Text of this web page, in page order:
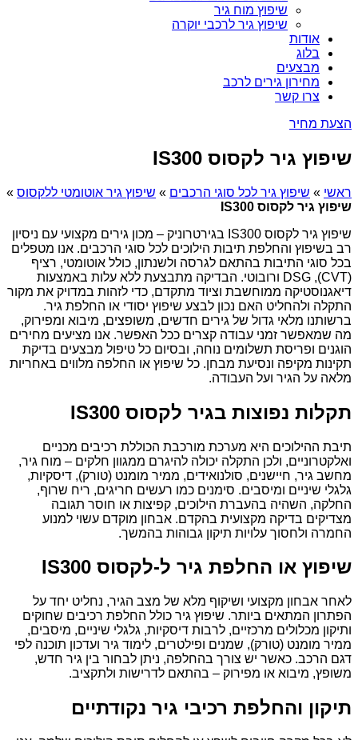
שיפוץ מוח גיר
שיפוץ גיר לרכבי יוקרה
אודות
בלוג
מבצעים
מחירון גירים לרכב
צרו קשר
הצעת מחיר
שיפוץ גיר לקסוס IS300
ראשי » שיפוץ גיר לכל סוגי הרכבים » שיפוץ גיר אוטומטי ללקסוס »
שיפוץ גיר לקסוס IS300
שיפוץ גיר לקסוס IS300 בגירטרוניק – מכון גירים מקצועי עם ניסיון
רב בשיפוץ והחלפת תיבות הילוכים לכל סוגי הרכבים. אנו מטפלים
בכל סוגי התיבות בהתאם לגרסה ולשנתון, כולל אוטומטי, רציף
(CVT), DSG ורובוטי. הבדיקה מתבצעת ללא עלות באמצעות
דיאגנוסטיקה ממוחשבת וציוד מתקדם, כדי לזהות במדויק את מקור
התקלה ולהחליט האם נכון לבצע שיפוץ יסודי או החלפת גיר.
ברשותנו מלאי גדול של גירים חדשים, משופצים, מיבוא ומפירוק,
מה שמאפשר זמני עבודה קצרים ככל האפשר. אנו מציעים מחירים
הוגנים ופריסת תשלומים נוחה, ובסיום כל טיפול מבצעים בדיקת
תקינות מקיפה ונסיעת מבחן. כל שיפוץ או החלפה מלווים באחריות
מלאה על הגיר ועל העבודה.
תקלות נפוצות בגיר לקסוס IS300
תיבת ההילוכים היא מערכת מורכבת הכוללת רכיבים מכניים
ואלקטרוניים, ולכן התקלה יכולה להיגרם ממגוון חלקים – מוח גיר,
מחשב גיר, חיישנים, סולנואידים, ממיר מומנט (טורק), דיסקיות,
גלגלי שיניים ומיסבים. סימנים כמו רעשים חריגים, ריח שרוף,
החלקה, השהיה בהעברת הילוכים, קפיצות או חוסר תגובה
מצדיקים בדיקה מקצועית בהקדם. אבחון מוקדם עשוי למנוע
החמרה ולחסוך עלויות תיקון גבוהות בהמשך.
שיפוץ או החלפת גיר ל-לקסוס IS300
לאחר אבחון מקצועי ושיקוף מלא של מצב הגיר, נחליט יחד על
הפתרון המתאים ביותר. שיפוץ גיר כולל החלפת רכיבים שחוקים
ותיקון מכלולים מרכזיים, לרבות דיסקיות, גלגלי שיניים, מיסבים,
ממיר מומנט (טורק), שמנים ופילטרים, לימוד גיר ועדכון תוכנה לפי
דגם הרכב. כאשר יש צורך בהחלפה, ניתן לבחור בין גיר חדש,
משופץ, מיבוא או מפירוק – בהתאם לדרישות ולתקציב.
תיקון והחלפת רכיבי גיר נקודתיים